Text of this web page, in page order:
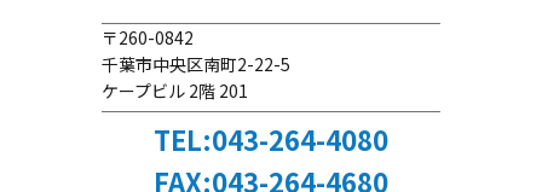
〒260-0842
千葉市中央区南町2-22-5
ケープビル 2階 201
TEL:043-264-4080
FAX:043-264-4680